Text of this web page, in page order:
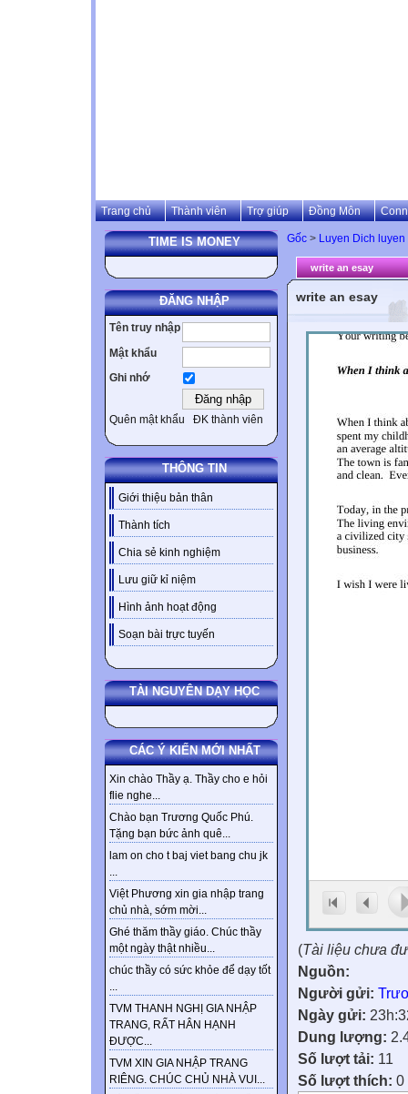
Trang chủ Thành viên Trợ giúp Đồng Môn
TIME IS MONEY
ĐĂNG NHẬP
Tên truy nhập
Mật khẩu
Ghi nhớ
Quên mật khẩu ĐK thành viên
THÔNG TIN
Giới thiệu bản thân
Thành tích
Chia sẻ kinh nghiệm
Lưu giữ kỉ niệm
Hình ảnh hoạt động
Soạn bài trực tuyến
TÀI NGUYÊN DẠY HỌC
CÁC Ý KIẾN MỚI NHẤT
Xin chào Thầy ạ. Thầy cho e hỏi
flie nghe...
Chào bạn Trương Quốc Phú.
Tặng bạn bức ảnh quê...
lam on cho t baj viet bang chu jk
...
Việt Phương xin gia nhập trang
chủ nhà, sớm mời...
Ghé thăm thầy giáo. Chúc thầy
một ngày thật nhiều...
chúc thầy có sức khỏe để dạy tốt
...
TVM THANH NGHỊ GIA NHẬP
TRANG, RẤT HÂN HẠNH
ĐƯỢC...
TVM XIN GIA NHẬP TRANG
RIÊNG. CHÚC CHỦ NHÀ VUI...
Gốc > Luyen Dich luyen
write an esay
write an esay
(Tài liệu chưa
Nguồn:
Người gửi:
Ngày gửi:
Dung lượng:
Số lượt tải: 11
Số lượt thích: 0